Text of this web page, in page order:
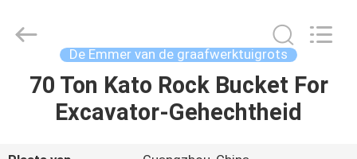
THUIS
Machinery
Reserved.
De Emmer van de graafwerktuigrots
70 Ton Kato Rock Bucket For
Excavator-Gehechtheid